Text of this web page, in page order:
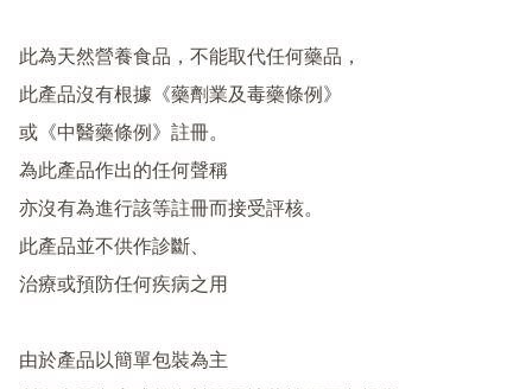
此為天然營養食品，不能取代任何藥品，
此產品沒有根據《藥劑業及毒藥條例》
或《中醫藥條例》註冊。
為此產品作出的任何聲稱
亦沒有為進行該等註冊而接受評核。
此產品並不供作診斷、
治療或預防任何疾病之用
由於產品以簡單包裝為主